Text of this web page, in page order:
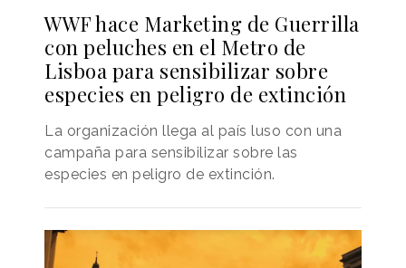
WWF hace Marketing de Guerrilla
con peluches en el Metro de
Lisboa para sensibilizar sobre
especies en peligro de extinción
La organización llega al país luso con una
campaña para sensibilizar sobre las
especies en peligro de extinción.